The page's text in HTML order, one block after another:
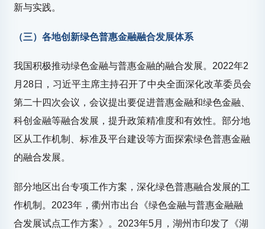
新与实践。
（三）各地创新绿色普惠金融融合发展体系
我国积极推动绿色金融与普惠金融的融合发展。2022年2
月28日，习近平主席主持召开了中央全面深化改革委员会
第二十四次会议，会议提出要促进普惠金融和绿色金融、
科创金融等融合发展，提升政策精准度和有效性。部分地
区从工作机制、标准及平台建设等方面探索绿色普惠金融
的融合发展。
部分地区出台专项工作方案，深化绿色普惠融合发展的工
作机制。2023年，衢州市出台《绿色金融与普惠金融融
合发展试点工作方案》。2023年5月，湖州市印发了《湖